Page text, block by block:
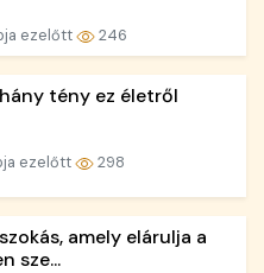
ezelőtt 246
tény ez életről
ezelőtt 298
amely elárulja a
sze...